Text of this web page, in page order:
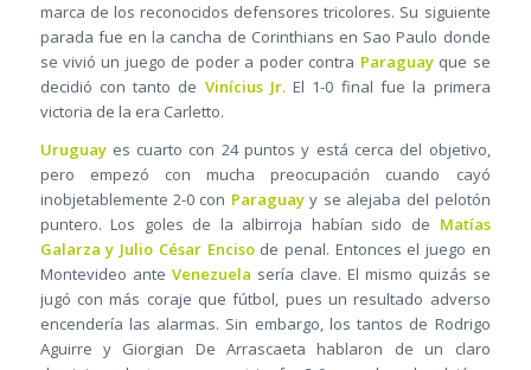
marca de los reconocidos defensores tricolores. Su siguiente
parada fue en la cancha de Corinthians en Sao Paulo donde
se vivió un juego de poder a poder contra Paraguayque se
decidió con tanto de Vinícius Jr.El 1-0 final fue la primera
victoria de la era Carletto.
Uruguayes cuarto con 24 puntos y está cerca del objetivo,
pero empezó con mucha preocupación cuando cayó
inobjetablemente 2-0 con Paraguayy se alejaba del pelotón
puntero. Los goles de la albirroja habían sido de Matías
Galarza y Julio César Encisode penal. Entonces el juego en
Montevideo ante Venezuela sería clave. El mismo quizás se
jugó con más coraje que fútbol, pues un resultado adverso
encendería las alarmas. Sin embargo, los tantos de Rodrigo
Aguirre y Giorgian De Arrascaeta hablaron de un claro